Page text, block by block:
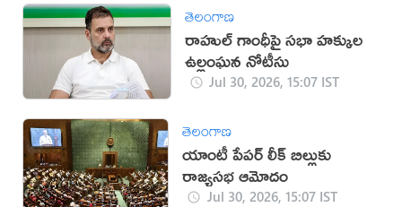
తెలంగాణ
రాహుల్ గాంధీపై సభా హక్కుల
ఉల్లంఘన నోటీసు
Jul 30, 2026, 15:07 IST
తెలంగాణ
యాంటీ పేపర్ లీక్ బిల్లుకు
రాజ్యసభ ఆమోదం
Jul 30, 2026, 15:07 IST